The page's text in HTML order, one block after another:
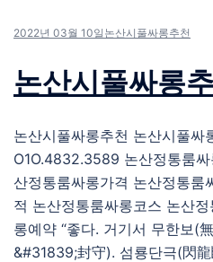
2022년 03월 10일 논산시풀싸롱추천
논산시풀싸롱
논산시풀싸롱추천 논산시풀싸
O1O.4832.3589 논산정통룸
산정통룸싸롱가격 논산정통룸
적 논산정통룸싸롱코스 논산
롱예약 “좋다. 거기서 무한보(
&#31839;封守). 섬룡단극(閃